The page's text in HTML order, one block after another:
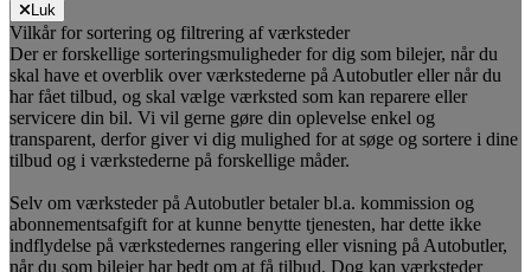
Luk
Vilkår for sortering og filtrering af værksteder
Der er forskellige sorteringsmuligheder for dig som bilejer, når du
skal have et overblik over værkstederne på Autobutler eller når du
har fået tilbud, og skal vælge værksted som kan reparere eller
servicere din bil. Vi vil gerne gøre din oplevelse enkel og
transparent, derfor giver vi dig mulighed for at søge og sortere i dine
tilbud og i værkstederne på forskellige måder.
Selv om værksteder på Autobutler betaler bl.a. kommission og
abonnementsafgift for at kunne benytte tjenesten, har dette ikke
indflydelse på værkstedernes rangering eller visning på Autobutler,
når du som bilejer har bedt om at få tilbud. Dog kan værksteder